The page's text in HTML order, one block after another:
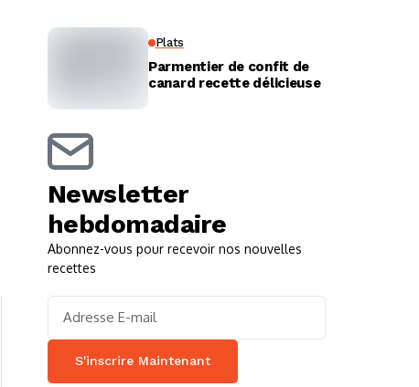
Plats
Parmentier de confit de
canard recette délicieuse
Newsletter
hebdomadaire
Abonnez-vous pour recevoir nos nouvelles
recettes